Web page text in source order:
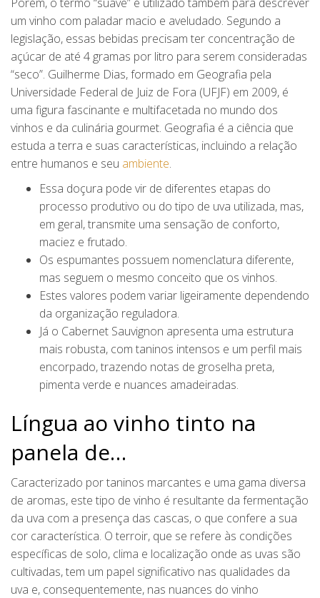
um vinho com paladar macio e aveludado. Segundo a
legislação, essas bebidas precisam ter concentração de
açúcar de até 4 gramas por litro para serem consideradas
“seco”. Guilherme Dias, formado em Geografia pela
Universidade Federal de Juiz de Fora (UFJF) em 2009, é
uma figura fascinante e multifacetada no mundo dos
vinhos e da culinária gourmet. Geografia é a ciência que
estuda a terra e suas características, incluindo a relação
entre humanos e seu ambiente.
Essa doçura pode vir de diferentes etapas do
processo produtivo ou do tipo de uva utilizada, mas,
em geral, transmite uma sensação de conforto,
maciez e frutado.
Os espumantes possuem nomenclatura diferente,
mas seguem o mesmo conceito que os vinhos.
Estes valores podem variar ligeiramente dependendo
da organização reguladora.
Já o Cabernet Sauvignon apresenta uma estrutura
mais robusta, com taninos intensos e um perfil mais
encorpado, trazendo notas de groselha preta,
pimenta verde e nuances amadeiradas.
Língua ao vinho tinto na
panela de…
Caracterizado por taninos marcantes e uma gama diversa
de aromas, este tipo de vinho é resultante da fermentação
da uva com a presença das cascas, o que confere a sua
cor característica. O terroir, que se refere às condições
específicas de solo, clima e localização onde as uvas são
cultivadas, tem um papel significativo nas qualidades da
uva e, consequentemente, nas nuances do vinho